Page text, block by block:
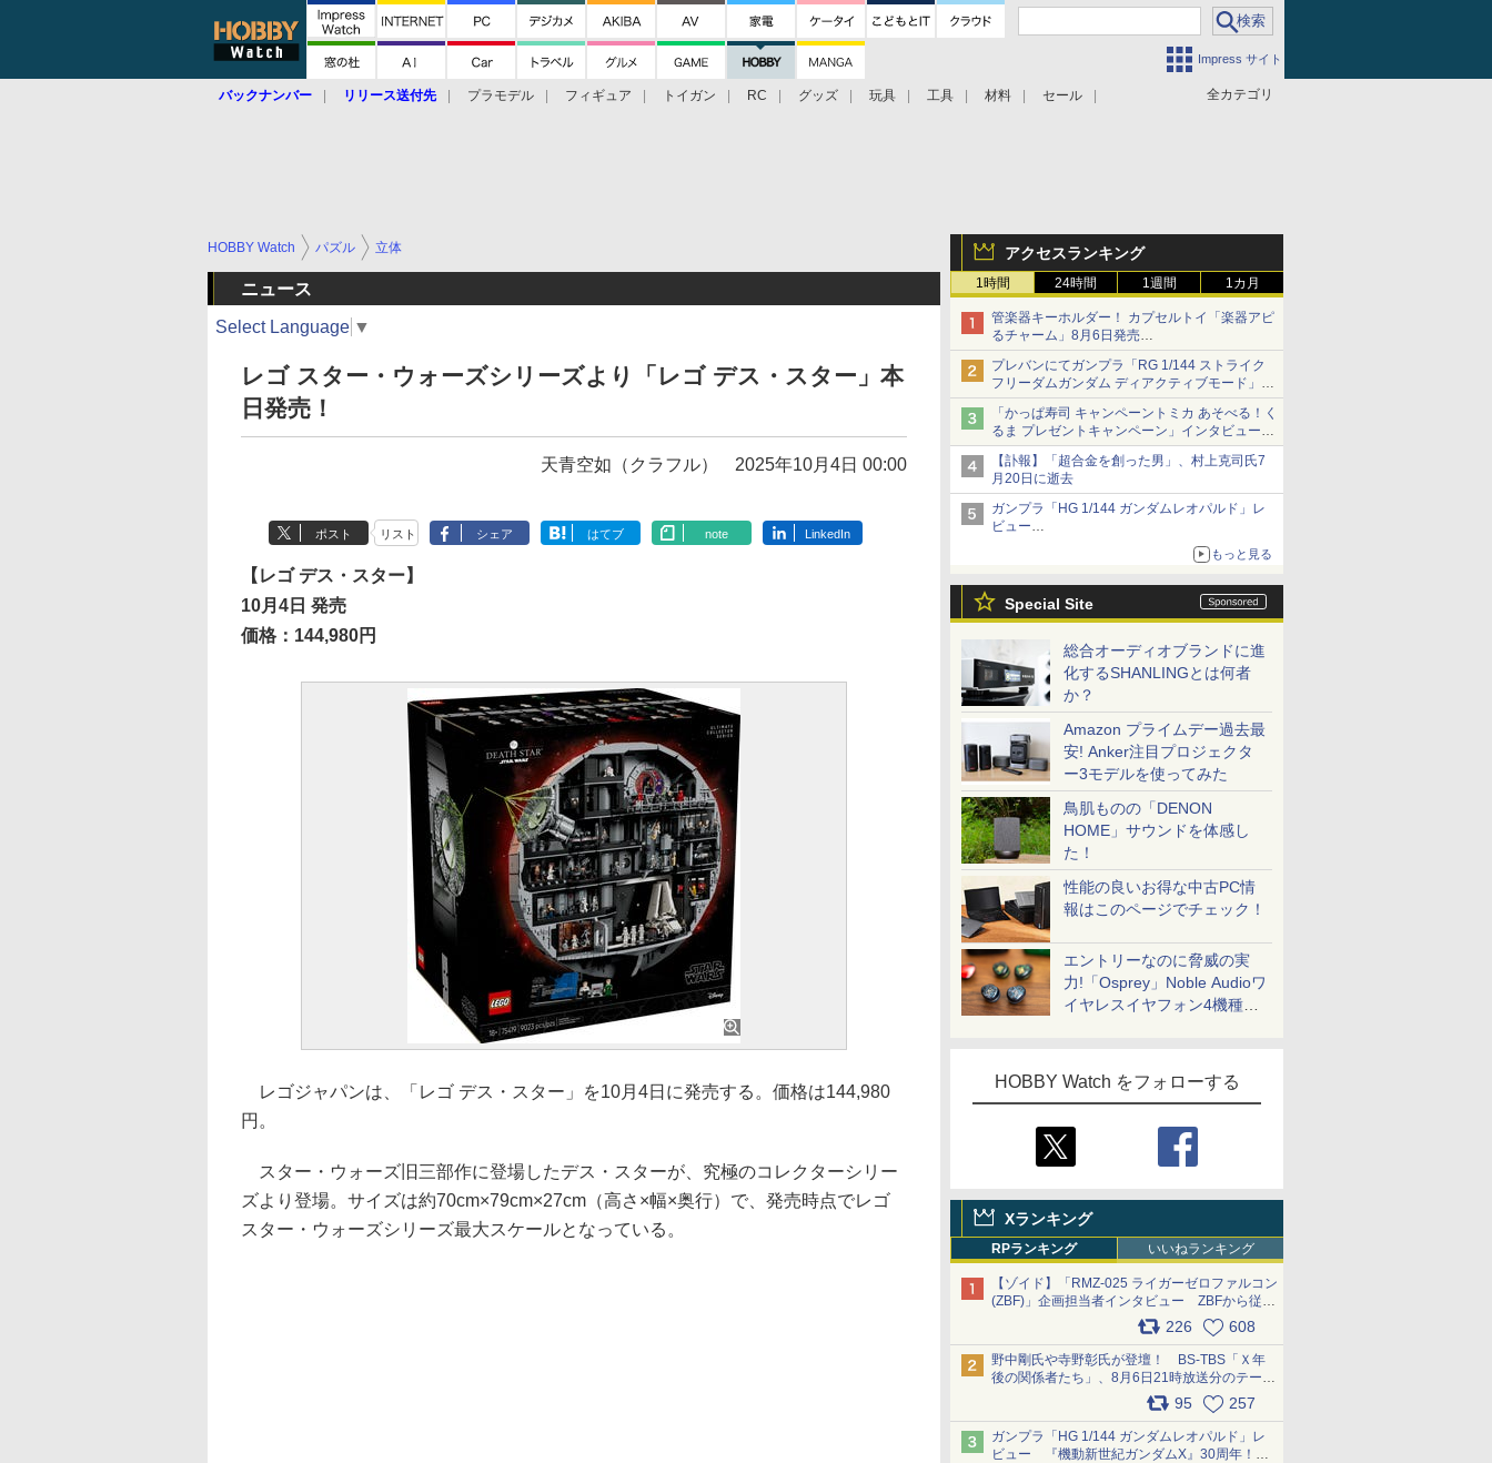
Impress サイト
全カテゴリ
バックナンバー リリース送付先 プラモデル フィギュア トイガン RC グッズ 玩具 工具 材料 セール
アクセスランキング
1時間 24時間 1週間 1カ月
管楽器キーホルダー！ カプセルトイ「楽器アピ
るチャーム」8月6日発売
チューバ、テナサクなど5種各3色
プレバンにてガンプラ「RG 1/144 ストライク
フリーダムガンダム ディアクティブモード」の
再販分が8月7日11時より予約開始！
「かっぱ寿司 キャンペーントミカ あそべる！く
るま プレゼントキャンペーン」インタビュー
子どもが楽しめるかっぱ寿司ならではの体験と
コラボの楽しさを追求
【訃報】「超合金を創った男」、村上克司氏7
月20日に逝去
ガンプラ「HG 1/144 ガンダムレオパルド」レ
ビュー
『機動新世紀ガンダムX』30周年！インナーア
ームガトリングの変形機構まで再現し最新フォ
もっと見る
Special Site
総合オーディオブランドに進
化するSHANLINGとは何者
か？
Amazon プライムデー過去最
安! Anker注目プロジェクタ
ー3モデルを使ってみた
鳥肌ものの「DENON
HOME」サウンドを体感し
た！
性能の良いお得な中古PC情
報はこのページでチェック！
エントリーなのに脅威の実
力!「Osprey」Noble Audioワ
イヤレスイヤフォン4機種を
HOBBY Watch をフォローする
Xランキング
RPランキング いいねランキング
【ゾイド】「RMZ-025 ライガーゼロファルコン
(ZBF)」企画担当者インタビュー ZBFから従来
デザインまで再現可能なボリューム満点のキッ
ト pic.x.com/6zOqQAQKkX
226 608
野中剛氏や寺野彰氏が登壇！ BS-TBS「Ｘ年
後の関係者たち」、8月6日21時放送分のテーマ
は「超合金」！ pic.x.com/uWyt1uyuFm
95 257
ガンプラ「HG 1/144 ガンダムレオパルド」レ
ビュー 『機動新世紀ガンダムX』30周年！イ
HOBBY Watch パズル 立体
ニュース
Select Language ▼
レゴ スター・ウォーズシリーズより「レゴ デス・スター」本
日発売！
天青空如（クラフル） 2025年10月4日 00:00
ポスト リスト シェア はてブ note LinkedIn
【レゴ デス・スター】
10月4日 発売
価格：144,980円
レゴジャパンは、「レゴ デス・スター」を10月4日に発売する。価格は144,980
円。
スター・ウォーズ旧三部作に登場したデス・スターが、究極のコレクターシリー
ズより登場。サイズは約70cm×79cm×27cm（高さ×幅×奥行）で、発売時点でレゴ
スター・ウォーズシリーズ最大スケールとなっている。